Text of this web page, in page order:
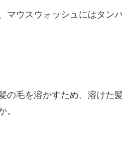
マウスウォッシュにはタン
の毛を溶かすため、溶けた
。